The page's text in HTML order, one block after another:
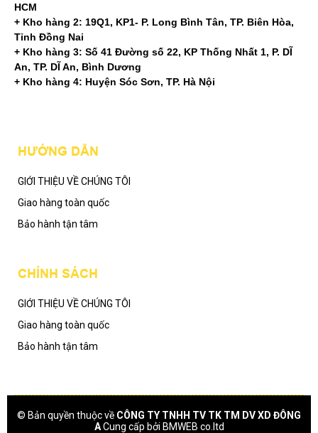
HCM
+ Kho hàng 2: 19Q1, KP1- P. Long Bình Tân, TP. Biên Hòa,
Tỉnh Đồng Nai
+ Kho hàng 3: Số 41 Đường số 22, KP Thống Nhất 1, P. DĨ
An, TP. DĨ An, Bình Dương
+ Kho hàng 4: Huyện Sóc Sơn, TP. Hà Nội
HƯỚNG DẪN
GIỚI THIỆU VỀ CHÚNG TÔI
Giao hàng toàn quốc
Bảo hành tận tâm
CHÍNH SÁCH
GIỚI THIỆU VỀ CHÚNG TÔI
Giao hàng toàn quốc
Bảo hành tận tâm
© Bản quyền thuộc về CÔNG TY TNHH TV TK TM DV XD ĐÔNG
ACung cấp bởi BMWEB co.ltd